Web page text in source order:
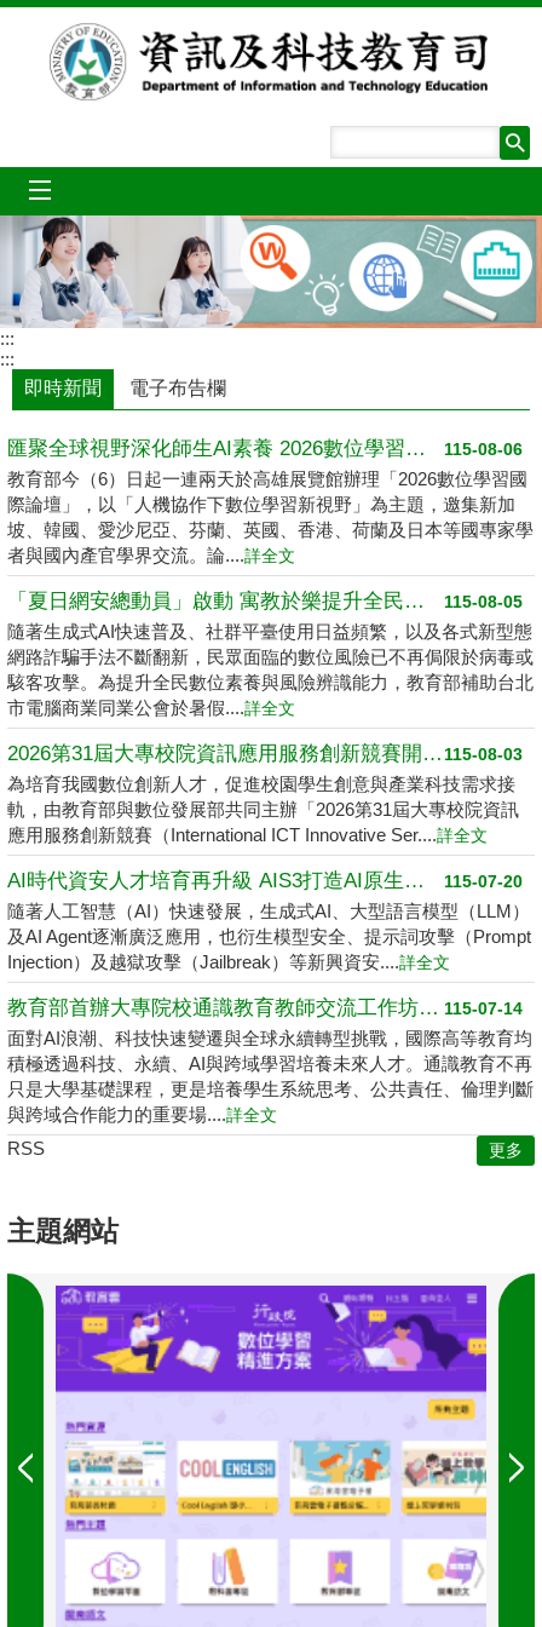
跳到主要內容區塊
:::
:::
即時新聞
電子布告欄
115-08-06
匯聚全球視野深化師生AI素養 2026數位學習國際論壇高雄登場
教育部今（6）日起一連兩天於高雄展覽館辦理「2026數位學習國
際論壇」，以「人機協作下數位學習新視野」為主題，邀集新加
坡、韓國、愛沙尼亞、芬蘭、英國、香港、荷蘭及日本等國專家學
者與國內產官學界交流。論....詳全文
115-08-05
「夏日網安總動員」啟動 寓教於樂提升全民數位素養
隨著生成式AI快速普及、社群平臺使用日益頻繁，以及各式新型態
網路詐騙手法不斷翻新，民眾面臨的數位風險已不再侷限於病毒或
駭客攻擊。為提升全民數位素養與風險辨識能力，教育部補助台北
市電腦商業同業公會於暑假....詳全文
115-08-03
2026第31屆大專校院資訊應用服務創新競賽開跑了 請高中職以上學生踴躍報名
為培育我國數位創新人才，促進校園學生創意與產業科技需求接
軌，由教育部與數位發展部共同主辦「2026第31屆大專校院資訊
應用服務創新競賽（International ICT Innovative Ser....詳全文
115-07-20
AI時代資安人才培育再升級 AIS3打造AI原生資安學習環境
隨著人工智慧（AI）快速發展，生成式AI、大型語言模型（LLM）
及AI Agent逐漸廣泛應用，也衍生模型安全、提示詞攻擊（Prompt
Injection）及越獄攻擊（Jailbreak）等新興資安....詳全文
115-07-14
教育部首辦大專院校通識教育教師交流工作坊 邁向2050共創未來永續大學
面對AI浪潮、科技快速變遷與全球永續轉型挑戰，國際高等教育均
積極透過科技、永續、AI與跨域學習培養未來人才。通識教育不再
只是大學基礎課程，更是培養學生系統思考、公共責任、倫理判斷
與跨域合作能力的重要場....詳全文
RSS 更多
主題網站